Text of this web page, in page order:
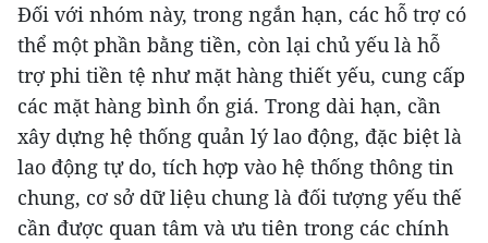
Đối với nhóm này, trong ngắn hạn, các hỗ trợ có
thể một phần bằng tiền, còn lại chủ yếu là hỗ
trợ phi tiền tệ như mặt hàng thiết yếu, cung cấp
các mặt hàng bình ổn giá. Trong dài hạn, cần
xây dựng hệ thống quản lý lao động, đặc biệt là
lao động tự do, tích hợp vào hệ thống thông tin
chung, cơ sở dữ liệu chung là đối tượng yếu thế
cần được quan tâm và ưu tiên trong các chính